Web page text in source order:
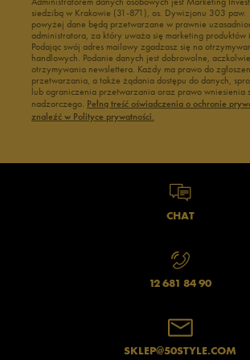
siedzibą w Krakowie (31-871), os. Dywizjonu 303 paw.
powyżej dane będą przetwarzane w prawnie
administratora, za który uważa się marketing produktów i
Podając swój adres mailowy zgadzasz się na
handlowych. Podanie danych jest dobrowolne,
otrzymywania newslettera. Każdy ma prawo do
przetwarzania, a także żądania dostępu do danych,
lub ograniczenia przetwarzania oraz prawo wniesienia
nadzorczego. Pełną treść oświadczenia o ochronie
znaleźć w Polityce prywatności.
CHAT
12 681 84 90
SKLEP@50STYLE.COM